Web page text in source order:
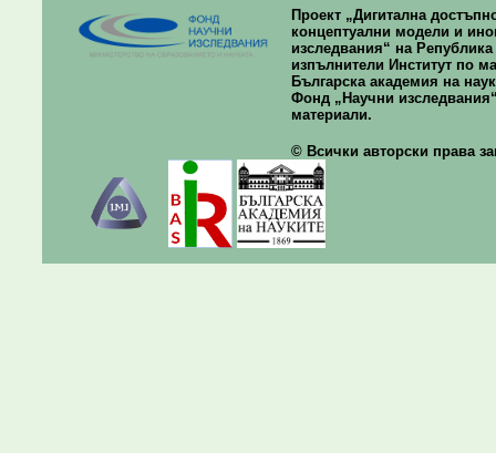
Проект „Дигитална
концептуални модели и
изследвания“ на
изпълнители Институт по
Българска академия на
Фонд „Научни
материали.
© Всички авторски права